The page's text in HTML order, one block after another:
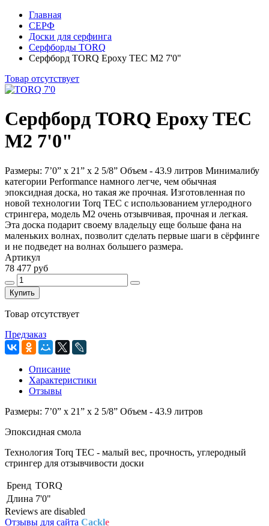
Главная
СЕРФ
Доски для серфинга
Серфборды TORQ
Серфборд TORQ Epoxy TEC M2 7'0"
Товар отсутствует
Серфборд TORQ Epoxy TEC
M2 7'0"
Размеры: 7’0” x 21” x 2 5/8” Объем - 43.9 литров Минималибу
категории Performance намного легче, чем обычная
эпоксидная доска, но такая же прочная. Изготовленная по
новой технологии Torq TEC с использованием углеродного
стрингера, модель М2 очень отзывчивая, прочная и легкая.
Эта доска подарит своему владельцу еще больше фана на
маленьких волнах, позволит сделать первые шаги в сёрфинге
и не подведет на волнах большего размера.
Артикул
78 477 руб
Купить
Товар отсутствует
Предзаказ
Описание
Характеристики
Отзывы
Размеры: 7’0” x 21” x 2 5/8” Объем - 43.9 литров
Эпоксидная смола
Технология Torq TEC - малый вес, прочность, углеродный
стрингер для отзывчивости доски
Бренд TORQ
Длина 7'0"
Reviews are disabled
Отзывы для сайта Cackle